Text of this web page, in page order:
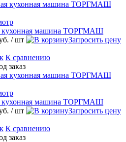
кухонная машина ТОРГМАШ
/ шт
Запросить цену
К сравнению
заказ
кухонная машина ТОРГМАШ
/ шт
Запросить цену
К сравнению
заказ